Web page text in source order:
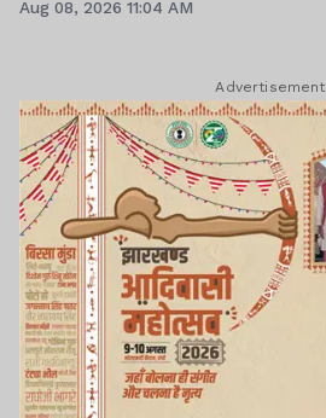
Aug 08, 2026 11:04 AM
Advertisement